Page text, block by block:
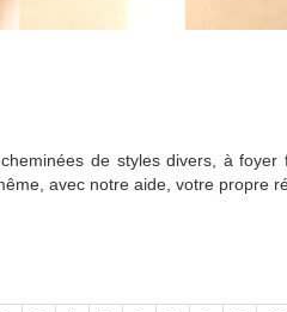
de styles divers, à
avec notre aide, votre propre